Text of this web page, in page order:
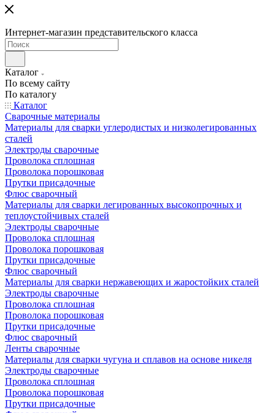
Интернет-магазин представительского класса
Каталог
По всему сайту
По каталогу
Каталог
Сварочные материалы
Материалы для сварки углеродистых и низколегированных
сталей
Электроды сварочные
Проволока сплошная
Проволока порошковая
Прутки присадочные
Флюс сварочный
Материалы для сварки легированных высокопрочных и
теплоустойчивых сталей
Электроды сварочные
Проволока сплошная
Проволока порошковая
Прутки присадочные
Флюс сварочный
Материалы для сварки нержавеющих и жаростойких сталей
Электроды сварочные
Проволока сплошная
Проволока порошковая
Прутки присадочные
Флюс сварочный
Ленты сварочные
Материалы для сварки чугуна и сплавов на основе никеля
Электроды сварочные
Проволока сплошная
Проволока порошковая
Прутки присадочные